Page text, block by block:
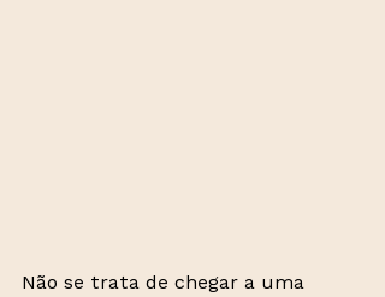
Não se trata de chegar a uma